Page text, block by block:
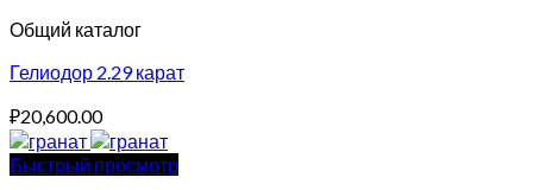
Общий каталог
Гелиодор 2.29 карат
₽20,600.00
Быстрый просмотр